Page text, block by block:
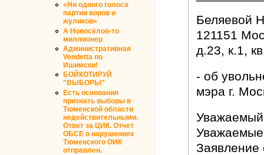
«Ни одного голоса
партии воров и
жуликов»
А Новосёлов-то
миллионер
Административная
Vendetta по
Ишимски!
БОЙКОТИРУЙ
"ВЫБОРЫ"
Есть основания
признать выборы в
Тюменской области
недействительными.
Ответ за ЦИК. Отчет
ОБСЕ о нарушениях
Тюменского ОИК
отправлен.
Беляевой
121151
д.23, к.1,
- об
мэра г.
Уважаемые
Заявление